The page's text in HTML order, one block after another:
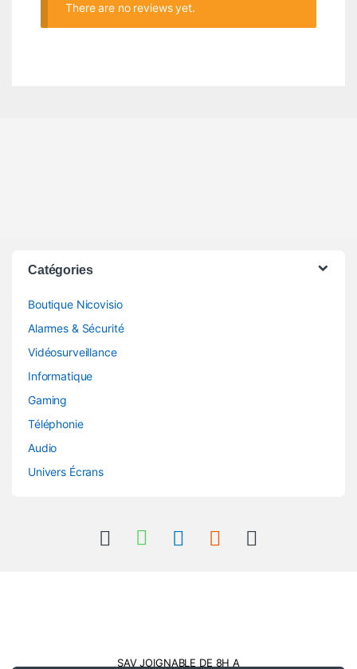
There are no reviews yet.
Catégories
Boutique Nicovisio
Alarmes & Sécurité
Vidéosurveillance
Informatique
Gaming
Téléphonie
Audio
Univers Écrans
SAV JOIGNABLE DE 8H A